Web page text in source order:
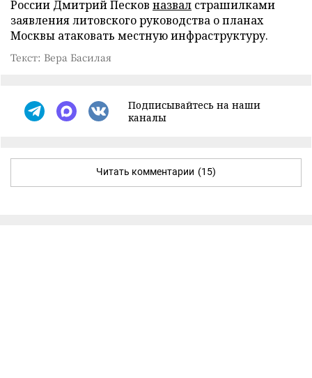
России Дмитрий Песков назвал страшилками
заявления литовского руководства о планах
Москвы атаковать местную инфраструктуру.
Текст: Вера Басилая
Подписывайтесь на наши
каналы
Читать комментарии (15)